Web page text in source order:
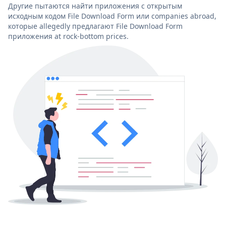
Другие пытаются найти приложения с открытым
исходным кодом File Download Form или companies abroad,
которые allegedly предлагают File Download Form
приложения at rock-bottom prices.